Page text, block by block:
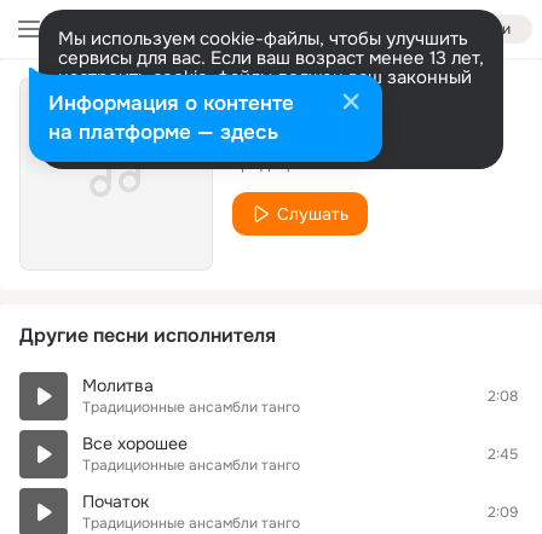
Войти
Мы используем cookie-файлы, чтобы улучшить
сервисы для вас. Если ваш возраст менее 13 лет,
настроить cookie-файлы должен ваш законный
представитель. Больше информации
Разрешить все Настроить
Танго розы
Традиционные ансамбли танго
Слушать
Другие песни исполнителя
Молитва
Традиционные ансамбли танго
2:08
Все хорошее
Традиционные ансамбли танго
2:45
Початок
Традиционные ансамбли танго
2:09
Информация о контенте
на платформе — здесь